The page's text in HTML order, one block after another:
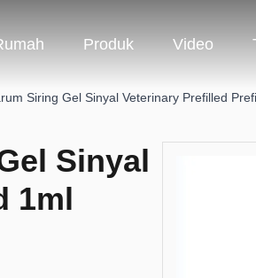
Produk Video
Siring Gel Sinyal Veterinary Prefilled
Sinyal
1ml